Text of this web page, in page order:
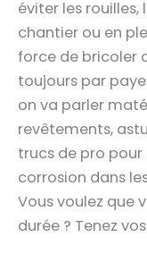
éviter les
chantier ou en
force de bricoler
toujours par
on va parler
revêtements,
trucs de pro
corrosion dans
Vous voulez que
durée ? Tenez